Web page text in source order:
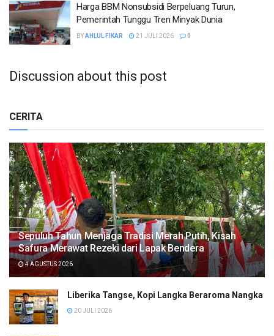
Harga BBM Nonsubsidi Berpeluang Turun,
Pemerintah Tunggu Tren Minyak Dunia
BYAHLUL FIKAR 21 JULI 2026 0
Discussion about this post
CERITA
Sepuluh Tahun Menjaga Tradisi Merah Putih, Kisah
Safura Merawat Rezeki dari Lapak Bendera
4 AGUSTUS 2026
Liberika Tangse, Kopi Langka Beraroma Nangka
20 JULI 2026